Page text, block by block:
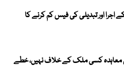
اجرا اور تبدیلی کی فیس کم کرنے کا
معاہدہ کسی ملک کے خلاف نہیں، خطے